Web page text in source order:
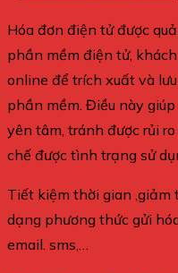
Hóa đơn điện tử được
phần mềm điện tử,
online để trích xuất và
phần mềm. Điều này
yên tâm, tránh được rủi
chế được tình trạng sử
Tiết kiệm thời gian
dạng phương thức gửi
email. sms,…